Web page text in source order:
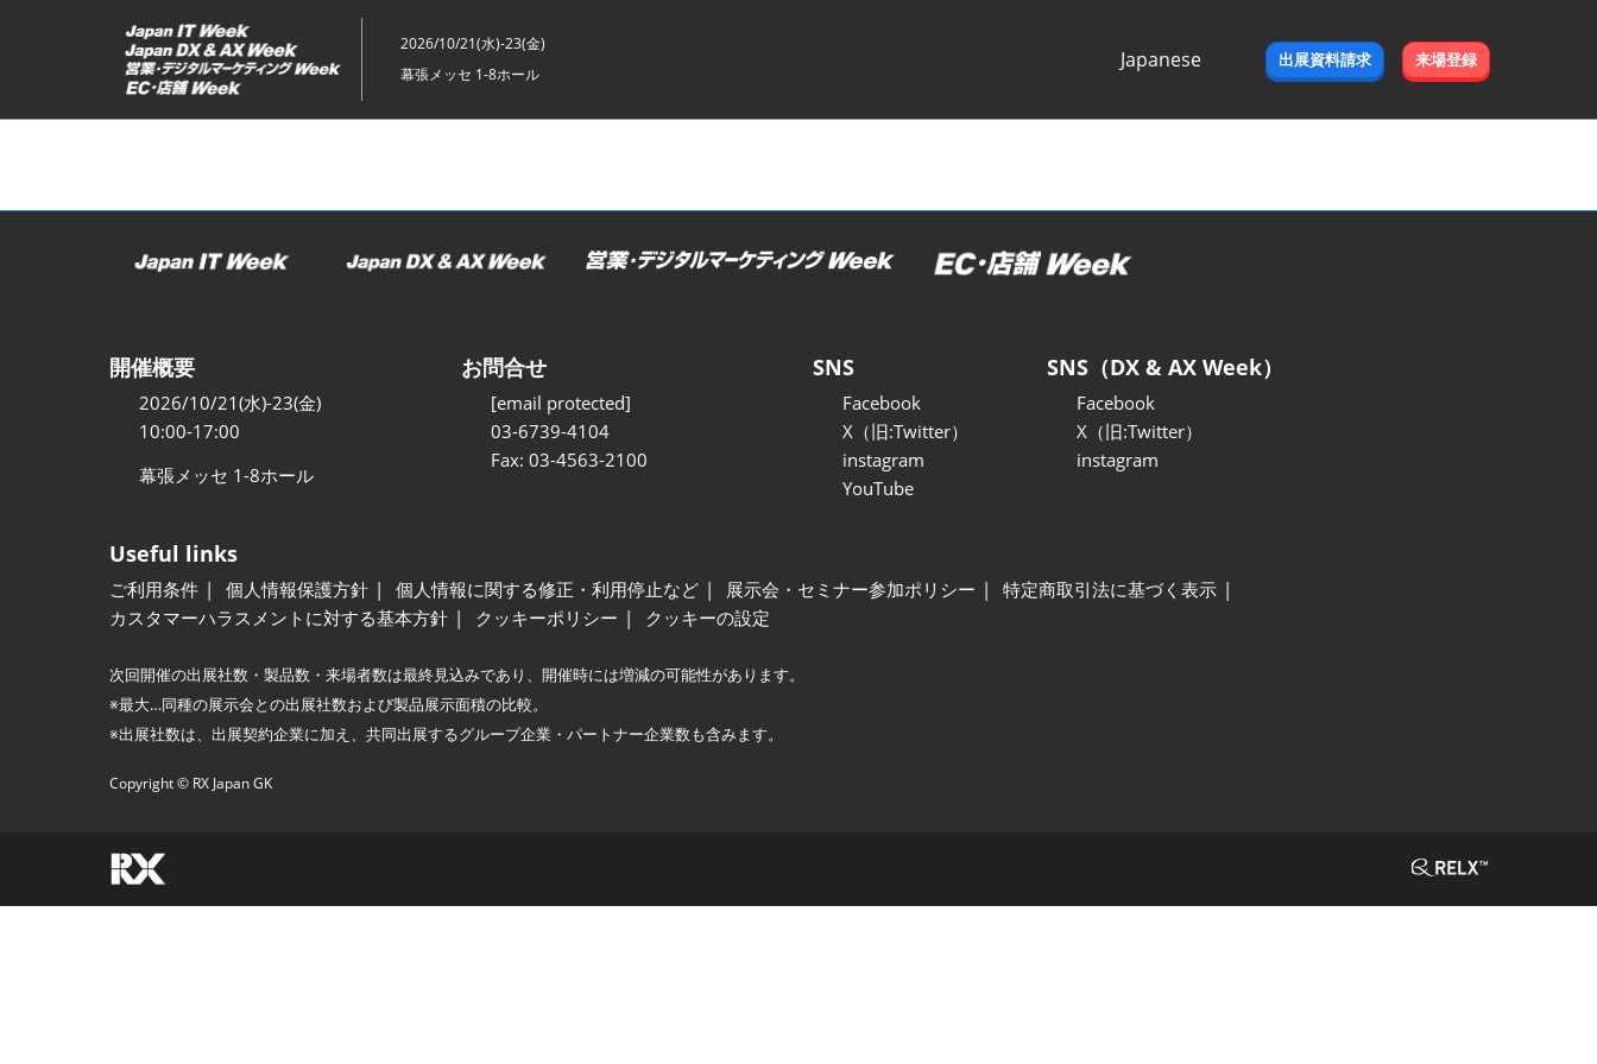
ッ
2026/10/21(水)-23(金)
幕張メッセ 1-8ホール
Japanese
出展資料請求 来場登録
開催概要
2026/10/21(水)-23(金)
10:00-17:00
幕張メッセ 1-8ホール
お問合せ
[email protected]
03-6739-4104
Fax: 03-4563-2100
SNS
Facebook
X（旧:Twitter）
instagram
YouTube
SNS（DX & AX Week）
Facebook
X（旧:Twitter）
instagram
Useful links
ご利用条件 個人情報保護方針 個人情報に関する修正・利用停止など 展示会・セミナー参加ポリシー
特定商取引法に基づく表示
カスタマーハラスメントに対する基本方針
クッキーポリシー クッキーの設定
次回開催の出展社数・製品数・来場者数は最終見込みであり、開催時には増減の可能性があります。
※最大…同種の展示会との出展社数および製品展示面積の比較。
※出展社数は、出展契約企業に加え、共同出展するグループ企業・パートナー企業数も含みます。
Copyright © RX Japan GK